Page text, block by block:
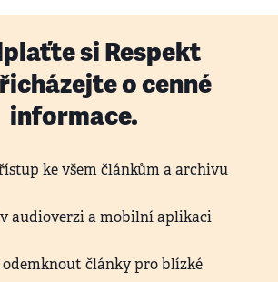
si Respekt
o cenné
informace.
ke všem článkům a archivu
audioverzi a mobilní aplikaci
odemknout články pro blízké